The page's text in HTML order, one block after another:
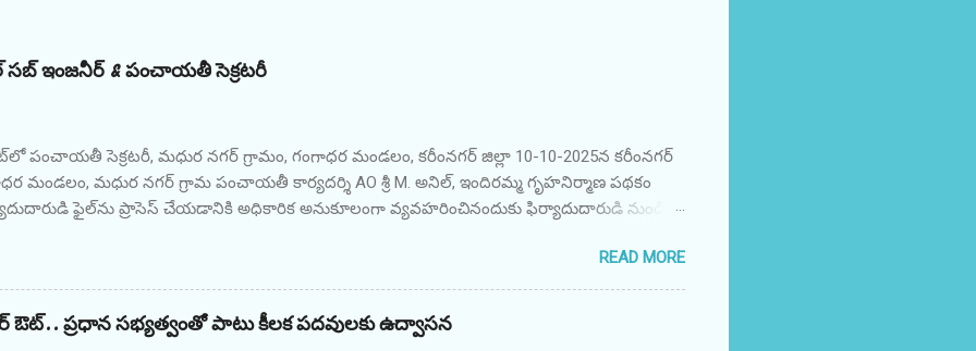
సబ్ ఇంజనీర్ & పంచాయతీ సెక్రటరీ
పంచాయతీ సెక్రటరీ, మధుర నగర్ గ్రామం, గంగాధర మండలం, కరీంనగర్ జిల్లా 10-10-2025న కరీంనగర్
మండలం, మధుర నగర్ గ్రామ పంచాయతీ కార్యదర్శి AO శ్రీ M. అనిల్, ఇందిరమ్మ గృహనిర్మాణ పథకం
ఫైల్‌ను ప్రాసెస్ చేయడానికి అధికారిక అనుకూలంగా వ్యవహరించినందుకు ఫిర్యాదుదారుడి నుండి
నిందితుడు తన ప్రజా విధిని అక్రమంగా మరియు నిజాయితీగా నిర్వర్తించాడు. అతని తరపున లంచం
పొందారు. ఏఓ శ్రీ ఎం. అనిల్, పంచాయతీ కార్యదర్శి, మధుర నగర్ గ్రామం, గంగాధర మండలం,
అరెస్టు చేసి జ్యుడీషియల్ రిమాండ్‌కు పంపుతున్నారు. కేసు విచారణలో ఉంది.
ACB నెట్‌లో సబ్-ఇంజనీర్, TGSPDCL, లాలాగూడ విభాగం,
READ MORE
ఔట్.. ప్రధాన సభ్యత్వంతో పాటు కీలక పదవులకు ఉద్వాసన